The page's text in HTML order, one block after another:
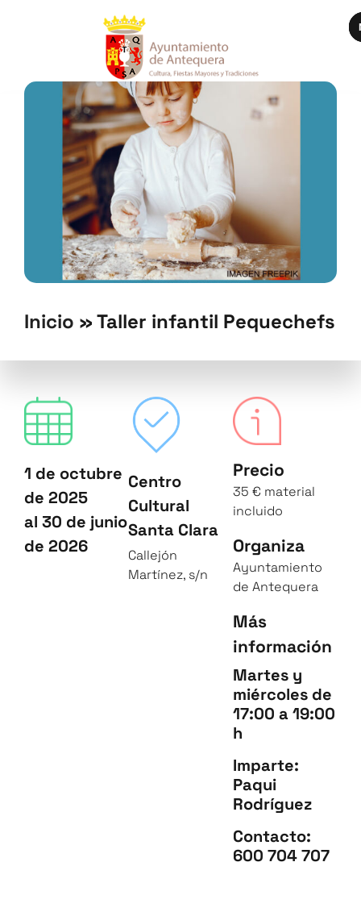
Inicio »Taller infantil Pequechefs
1 de octubre
de 2025
al 30 de junio
de 2026
Centro
Cultural
Santa Clara
Callejón
Martínez, s/n
Precio
35 € material
incluido
Organiza
Ayuntamiento
de Antequera
Más
información
Martes y
miércoles de
17:00 a 19:00
h
Imparte:
Paqui
Rodríguez
Contacto:
600 704 707